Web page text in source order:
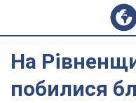
На
побилися